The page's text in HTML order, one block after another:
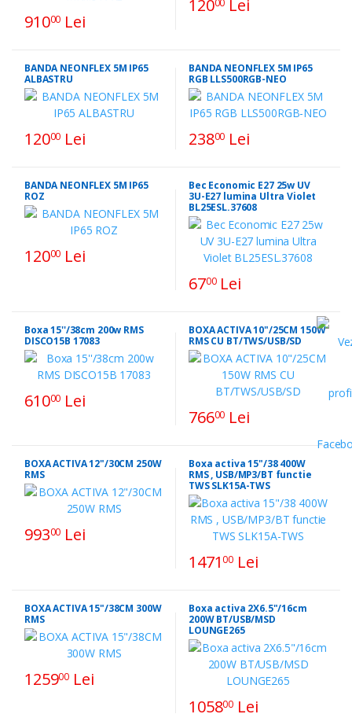
91000 Lei
12000 Lei
BANDA NEONFLEX 5M IP65
ALBASTRU
12000 Lei
BANDA NEONFLEX 5M IP65
RGB LLS500RGB-NEO
23800 Lei
BANDA NEONFLEX 5M IP65
ROZ
12000 Lei
Bec Economic E27 25w UV
3U-E27 lumina Ultra Violet
BL25ESL.37608
6700Lei
Boxa 15''/38cm 200w RMS
DISCO15B 17083
61000 Lei
BOXA ACTIVA 10"/25CM 150W
RMS CU BT/TWS/USB/SD
76600 Lei
BOXA ACTIVA 12"/30CM 250W
RMS
99300 Lei
Boxa activa 15"/38 400W
RMS , USB/MP3/BT functie
TWS SLK15A-TWS
1471 00 Lei
BOXA ACTIVA 15"/38CM 300W
RMS
125900 Lei
Boxa activa 2X6.5"/16cm
200W BT/USB/MSD
LOUNGE265
105800 Lei